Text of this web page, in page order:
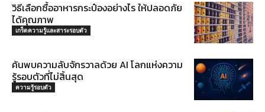
วิธีเลือกซื้ออาหารกระป๋องอย่างไร ให้ปลอดภัย
ได้คุณภาพ
เกร็ดความรู้และสาระรอบตัว
ค้นพบความลับจักรวาลด้วย AI โลกแห่งความ
รู้รอบตัวที่ไม่สิ้นสุด
ความรู้รอบตัว